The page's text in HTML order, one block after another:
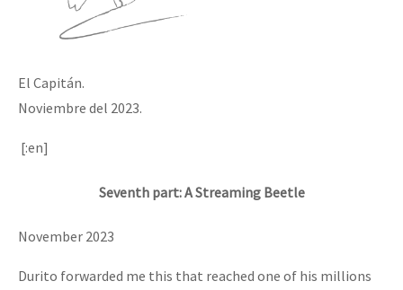
El Capitán.
Noviembre del 2023.
[:en]
Seventh part: A Streaming Beetle
November 2023
Durito forwarded me this that reached one of his millions